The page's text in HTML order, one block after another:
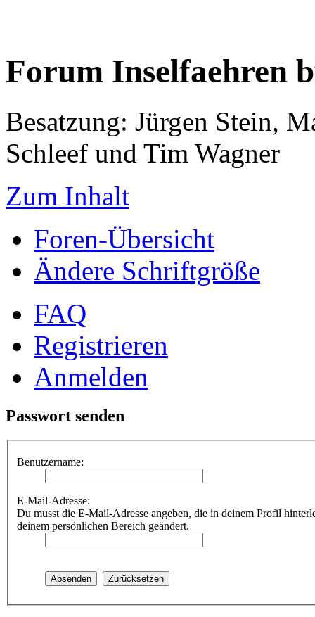
Forum Inselfaehren
Besatzung: Jürgen Stein,
Schleef und Tim Wagner
Zum Inhalt
Foren-Übersicht
Ändere Schriftgröße
FAQ
Registrieren
Anmelden
Passwort senden
Benutzername:
E-Mail-Adresse:
Du musst die E-Mail-Adresse angeben, die in deinem Profil
deinem persönlichen Bereich geändert.